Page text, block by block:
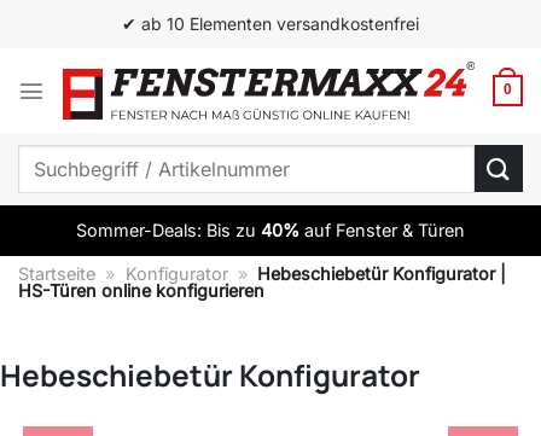
springen
✔ Top Qualität zum besten Preis
0
Suchen
Sommer-Deals: Bis zu 40% auf Fenster & Türen
Startseite » Konfigurator » Hebeschiebetür Konfigurator |
HS-Türen online konfigurieren
Hebeschiebetür Konfigurator